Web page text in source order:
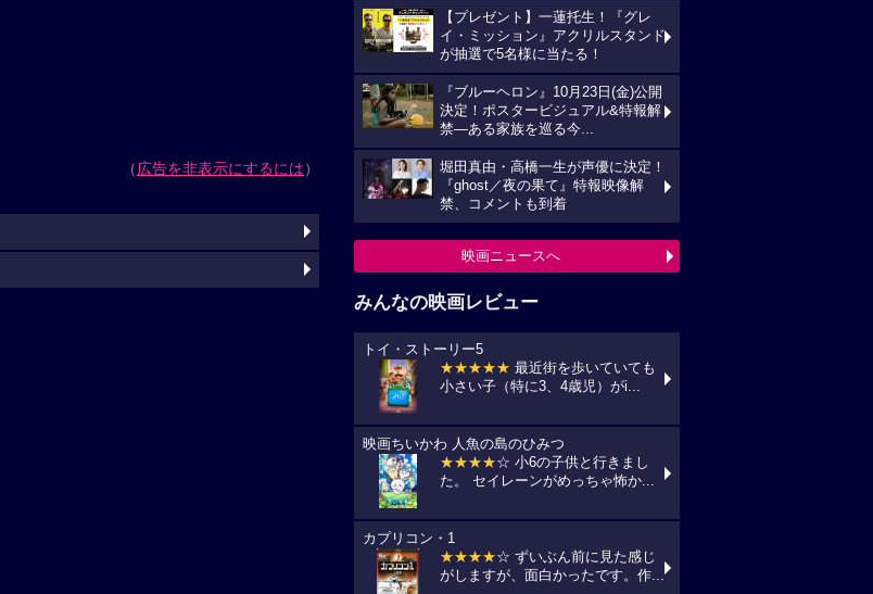
（広告を非表示にするには）
【プレゼント】一蓮托生！『グレ
イ・ミッション』アクリルスタンド
が抽選で5名様に当たる！
『ブルーヘロン』10月23日(金)公開
決定！ポスタービジュアル&特報解
禁―ある家族を巡る今...
堀田真由・高橋一生が声優に決定！
『ghost／夜の果て』特報映像解
禁、コメントも到着
映画ニュースへ
みんなの映画レビュー
トイ・ストーリー5
★★★★★ 最近街を歩いていても
小さい子（特に3、4歳児）がi...
映画ちいかわ 人魚の島のひみつ
★★★★☆ 小6の子供と行きまし
た。 セイレーンがめっちゃ怖か...
カプリコン・1
★★★★☆ ずいぶん前に見た感じ
がしますが、面白かったです。作...